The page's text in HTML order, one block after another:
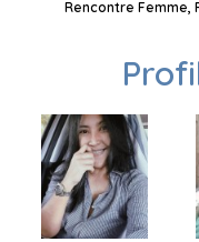
Rencontre Femme,